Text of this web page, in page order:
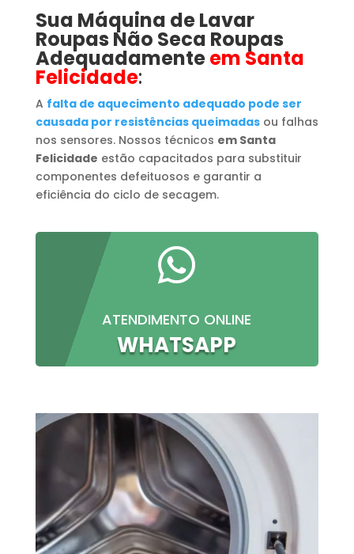
Sua Máquina de Lavar
Roupas ​ Não Seca Roupas
Adequadamenteem Santa
Felicidade:
A falta de aquecimento adequado pode ser
causada por resistências queimadas ou falhas
nos sensores. Nossos técnicos em Santa
Felicidade estão capacitados para substituir
componentes defeituosos e garantir a
eficiência do ciclo de secagem.

ATENDIMENTO ONLINE
WHATSAPP